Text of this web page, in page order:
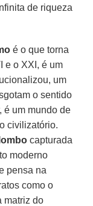
de riqueza
é o que torna
e o XXI, é um
um
o sentido
é um mundo de
civilizatório.
capturada
moderno
pensa na
como o
matriz do